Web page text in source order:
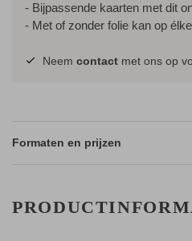
- Bijpassende kaarten met dit
- Met of zonder folie kan op
Neem contact met ons op
Formaten en prijzen